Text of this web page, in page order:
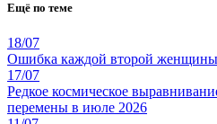
Ещё по теме
18/07
Ошибка каждой второй женщины
17/07
Редкое космическое
перемены в июле 2026